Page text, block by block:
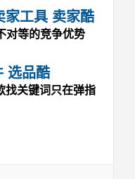
工具 卖家酷
对等的竞争优势
选品酷
找关键词只在弹指